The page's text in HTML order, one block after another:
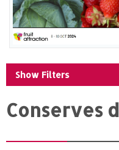
Show Filters
Conserves